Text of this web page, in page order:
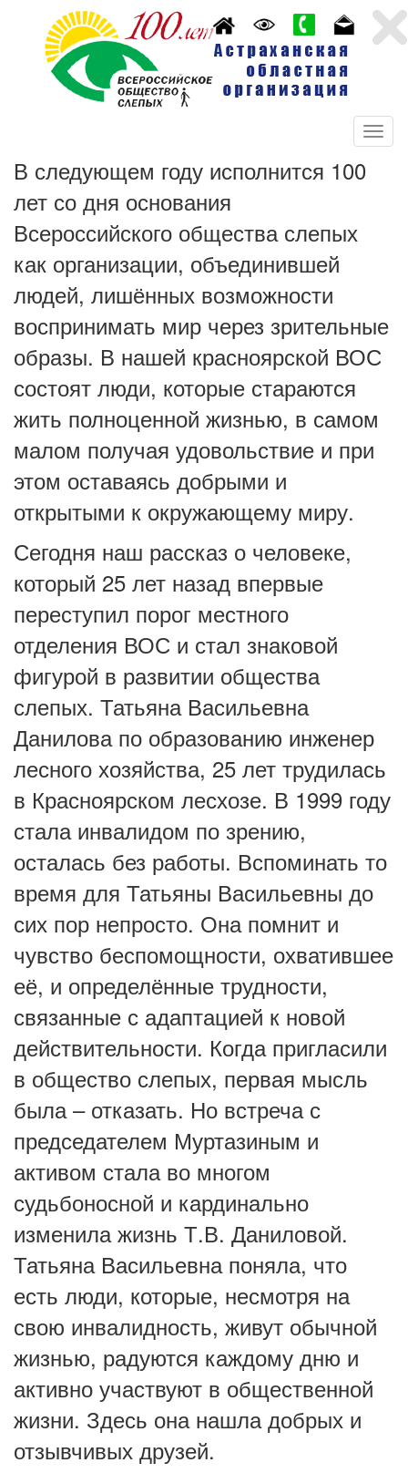
В следующем году исполнится 100
лет со дня основания
Всероссийского общества слепых
как организации, объединившей
людей, лишённых возможности
воспринимать мир через зрительные
образы. В нашей красноярской ВОС
состоят люди, которые стараются
жить полноценной жизнью, в самом
малом получая удовольствие и при
этом оставаясь добрыми и
открытыми к окружающему миру.
Сегодня наш рассказ о человеке,
который 25 лет назад впервые
переступил порог местного
отделения ВОС и стал знаковой
фигурой в развитии общества
слепых. Татьяна Васильевна
Данилова по образованию инженер
лесного хозяйства, 25 лет трудилась
в Красноярском лесхозе. В 1999 году
стала инвалидом по зрению,
осталась без работы. Вспоминать то
время для Татьяны Васильевны до
сих пор непросто. Она помнит и
чувство беспомощности, охватившее
её, и определённые трудности,
связанные с адаптацией к новой
действительности. Когда пригласили
в общество слепых, первая мысль
была – отказать. Но встреча с
председателем Муртазиным и
активом стала во многом
судьбоносной и кардинально
изменила жизнь Т.В. Даниловой.
Татьяна Васильевна поняла, что
есть люди, которые, несмотря на
свою инвалидность, живут обычной
жизнью, радуются каждому дню и
активно участвуют в общественной
жизни. Здесь она нашла добрых и
отзывчивых друзей.